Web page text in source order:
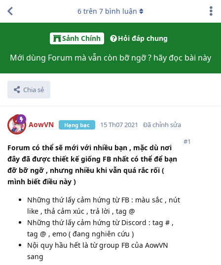
Sảnh Chính Hỏi đáp chung
Mới dùng Forum mà vẫn còn bỡ ngỡ ? hãy đọc bài này
Chia sẻ
6 trên 7 bình luận
AowVN Hạng bạc 15 Th07 2021
Đã chỉnh sửa
#1
Forum có thể sẽ mới với nhiều bạn , mặc dù nơi
đây đã được thiết kế giống FB nhất có thể để bạn
đỡ bỡ ngỡ , nhưng nhiều khi vẫn quá rắc rối (
mình biết điều này )
Những thứ lấy cảm hứng từ FB : màu sắc , nút
like , thả cảm xúc , trả lời , tag @
Những thứ lấy cảm hứng từ Discord : tag # ,
tag @ , emo ( đang nghiên cứu )
Nội quy hầu hết là từ group FB của AowVN
sang